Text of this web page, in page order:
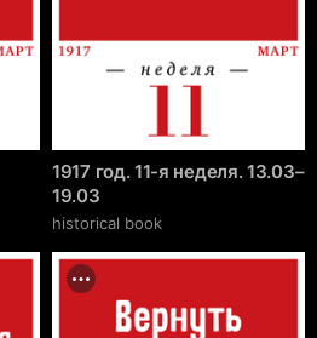
1917 год. 11-я неделя. 13.03–
19.03
historical book